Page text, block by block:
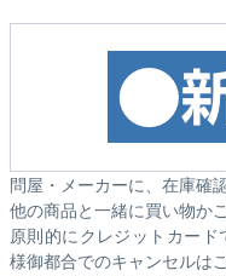
問屋・メーカーに、在庫確
他の商品と一緒に買い物か
原則的にクレジットカー
様御都合でのキャンセルは